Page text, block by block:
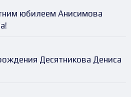
юбилеем Анисимова
Десятникова Дениса